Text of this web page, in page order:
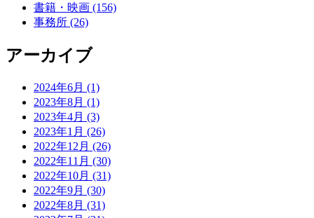
書籍・映画 (156)
事務所 (26)
アーカイブ
2024年6月 (1)
2023年8月 (1)
2023年4月 (3)
2023年1月 (26)
2022年12月 (26)
2022年11月 (30)
2022年10月 (31)
2022年9月 (30)
2022年8月 (31)